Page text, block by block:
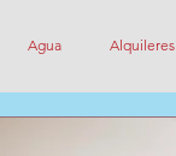
Agua Alquileres